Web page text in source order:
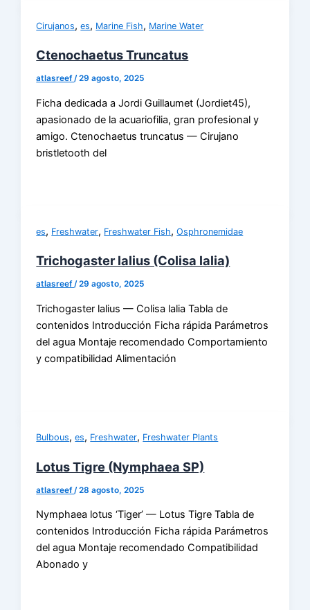
Cirujanos,es, Marine Fish, Marine Water
Ctenochaetus Truncatus
atlasreef/29 agosto, 2025
Ficha dedicada a Jordi Guillaumet (Jordiet45),
apasionado de la acuariofilia, gran profesional y
amigo. Ctenochaetus truncatus — Cirujano
bristletooth del
es, Freshwater, Freshwater Fish,Osphronemidae
Trichogaster lalius (Colisa lalia)
atlasreef/29 agosto, 2025
Trichogaster lalius — Colisa lalia Tabla de
contenidos Introducción Ficha rápida Parámetros
del agua Montaje recomendado Comportamiento
y compatibilidad Alimentación
Bulbous,es, Freshwater, Freshwater Plants
Lotus Tigre (Nymphaea SP)
atlasreef /28 agosto, 2025
Nymphaea lotus ‘Tiger’ — Lotus Tigre Tabla de
contenidos Introducción Ficha rápida Parámetros
del agua Montaje recomendado Compatibilidad
Abonado y